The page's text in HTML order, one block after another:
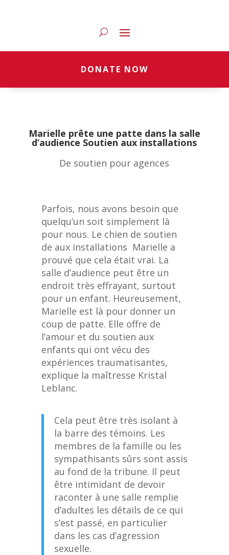
DONATE NOW
Marielle prête une patte dans la salle
d’audience Soutien aux installations
De soutien pour agences
Parfois, nous avons besoin que
quelqu’un soit simplement là
pour nous. Le chien de soutien
de aux installations Marielle a
prouvé que cela était vrai. La
salle d’audience peut être un
endroit très effrayant, surtout
pour un enfant. Heureusement,
Marielle est là pour donner un
coup de patte. Elle offre de
l’amour et du soutien aux
enfants qui ont vécu des
expériences traumatisantes,
explique la maîtresse Kristal
Leblanc.
Cela peut être très isolant à
la barre des témoins. Les
membres de la famille ou les
sympathisants sûrs sont assis
au fond de la tribune. Il peut
être intimidant de devoir
raconter à une salle remplie
d’adultes les détails de ce qui
s’est passé, en particulier
dans les cas d’agression
sexuelle.